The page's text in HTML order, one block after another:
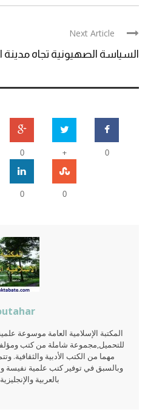
Next Article
السياسة الصهيونية تجاه
0
+
0
0
0
المكتبة الإسلامية العامة موسوعة
للتحميل,مجموعة شاملة من كتب
مهما من الكتب الأدبية والثقافية.
وبالسبق في توفير كتب علمية نفيسة
بالعربية